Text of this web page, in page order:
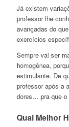
Já existem
professor lhe
avançadas do
exercícios
Sempre vai ser
homogênea,
estimulante. De
professor após a
dores… pra que o
Qual Melhor